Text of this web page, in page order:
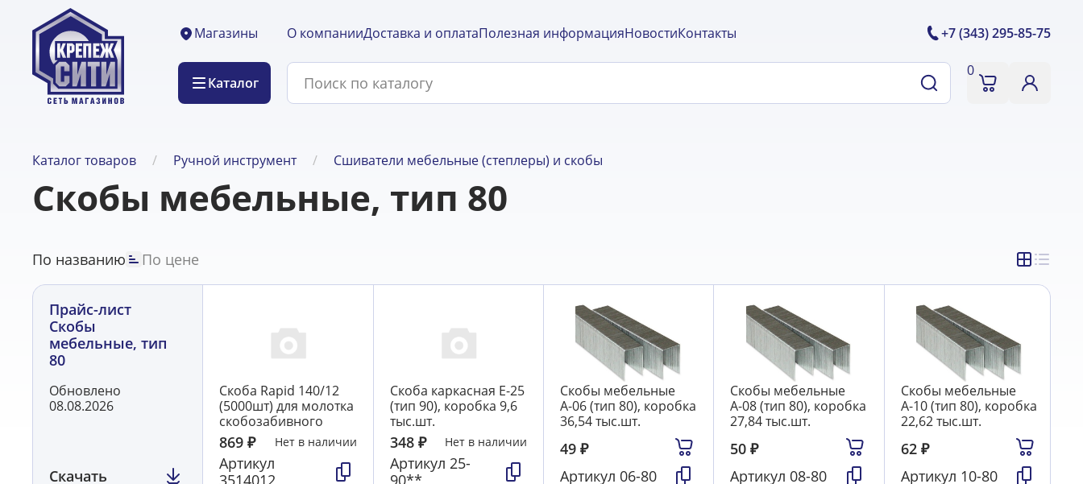
Магазины
Каталог
О компанииДоставка и оплатаПолезная информацияНовостиКонтакты +7 (343) 295-85-75
0
Каталог товаров Ручной инструмент Сшиватели мебельные (степлеры) и скобы
Скобы мебельные, тип 80
По названию По цене
Прайс-лист
Скобы
мебельные, тип
80
Обновлено
08.08.2026
Скачать
Скоба Rapid 140/12
(5000шт) для молотка
скобозабивного
869₽ Нет в наличии
Артикул
3514012
Скоба каркасная E-25
(тип 90), коробка 9,6
тыс.шт.
348 ₽ Нет в наличии
Артикул 25-
90**
Скобы мебельные
А-06 (тип 80), коробка
36,54 тыс.шт.
49 ₽
Артикул 06-80
Скобы мебельные
А-08 (тип 80), коробка
27,84 тыс.шт.
50₽
Артикул 08-80
Скобы мебельные
А-10 (тип 80), коробка
22,62 тыс.шт.
62 ₽
Артикул 10-80